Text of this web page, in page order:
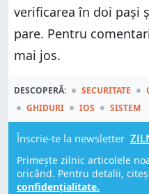
verificarea în doi pași
pare. Pentru
mai jos.
DESCOPERĂ: SECURITATE
GHIDURI
IOS SISTEM
Înscrie-te la newsletter
Primește zilnic articolele
oricând. Pentru detalii,
confidențialitate.